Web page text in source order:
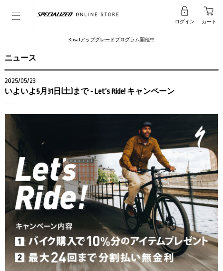
ログイン カート
Rovalアップグレードプログラム開催中
ニュース
2025/05/23
いよいよ5月31日(土)まで - Let’s Ride! キャンペーン